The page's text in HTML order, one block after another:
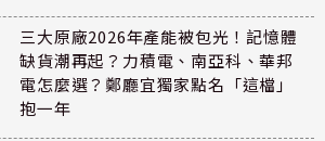
三大原廠2026年產能被包光！記憶體
缺貨潮再起？力積電、南亞科、華邦
電怎麼選？鄭廳宜獨家點名「這檔」
抱一年